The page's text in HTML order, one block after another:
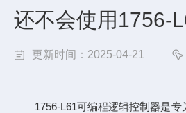
还不会使用1756-
更新时间：2025-04-21
1756-L61可编程逻辑控制器是专